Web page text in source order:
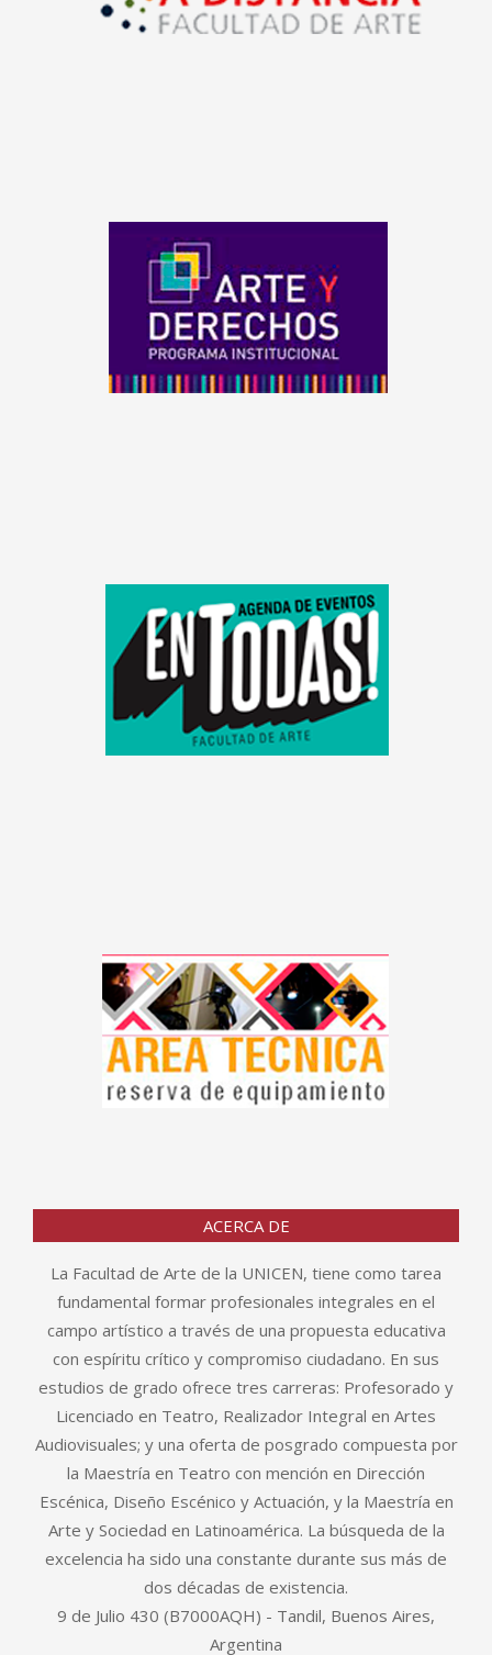
ACERCA DE
La Facultad de Arte de la UNICEN, tiene como tarea
fundamental formar profesionales integrales en el
campo artístico a través de una propuesta educativa
con espíritu crítico y compromiso ciudadano. En sus
estudios de grado ofrece tres carreras: Profesorado y
Licenciado en Teatro, Realizador Integral en Artes
Audiovisuales; y una oferta de posgrado compuesta por
la Maestría en Teatro con mención en Dirección
Escénica, Diseño Escénico y Actuación, y la Maestría en
Arte y Sociedad en Latinoamérica. La búsqueda de la
excelencia ha sido una constante durante sus más de
dos décadas de existencia.
9 de Julio 430 (B7000AQH) - Tandil, Buenos Aires,
Argentina